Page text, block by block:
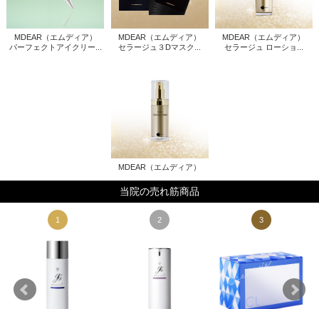
MDEAR（エムディア）
パーフェクトアイクリー...
MDEAR（エムディア）
セラージュ３Dマスク...
MDEAR（エムディア）
セラージュ ローショ...
MDEAR（エムディア）
当院の売れ筋商品
1 2 3